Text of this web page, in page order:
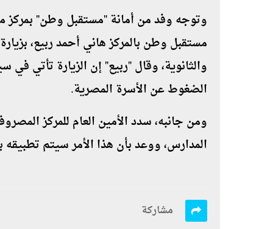
وتوجه وفد من أمانة "مستقبل وطن" بمركز
مستقبل وطن بالمركز هاني أحمد ربيع،
والثانوية، وقال "ربيع" إن الزيارة تأتي
الضغوط عن الأسرة المصرية.
ومن جانبه، سدد الأمين العام للمركز
المدارس، ووعد بأن هذا الأمر سيتم
مشاركة